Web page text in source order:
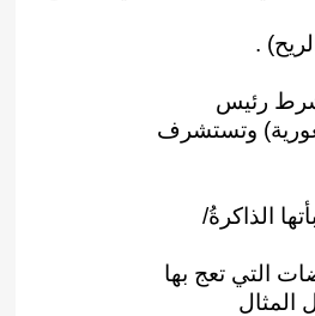
.
رئيس
وتستشرف
الذاكرةُ/
التي تعج بها
المثال